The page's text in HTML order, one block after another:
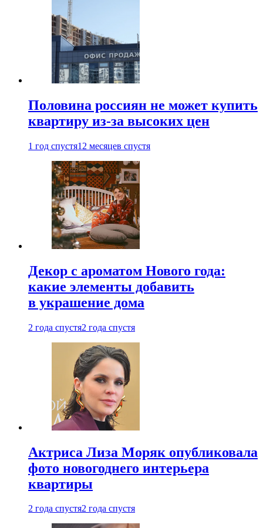
Половина россиян не может купить
квартиру из-за высоких цен
1 год спустя12 месяцев спустя
Декор с ароматом Нового года:
какие элементы добавить
в украшение дома
2 года спустя2 года спустя
Актриса Лиза Моряк опубликовала
фото новогоднего интерьера
квартиры
2 года спустя2 года спустя